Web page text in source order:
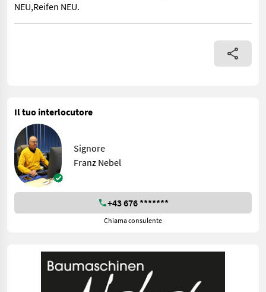
NEU,Reifen NEU.
Zubehör:Hydraulischer
Il tuo interlocutore
Signore
Franz Nebel
+43 676 *******
Chiama consulente